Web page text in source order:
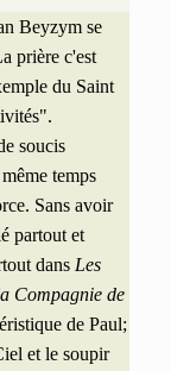
Beyzym se
prière c'est
du Saint
soucis
temps
Sans avoir
partout et
dans Les
Compagnie de
de Paul;
et le soupir